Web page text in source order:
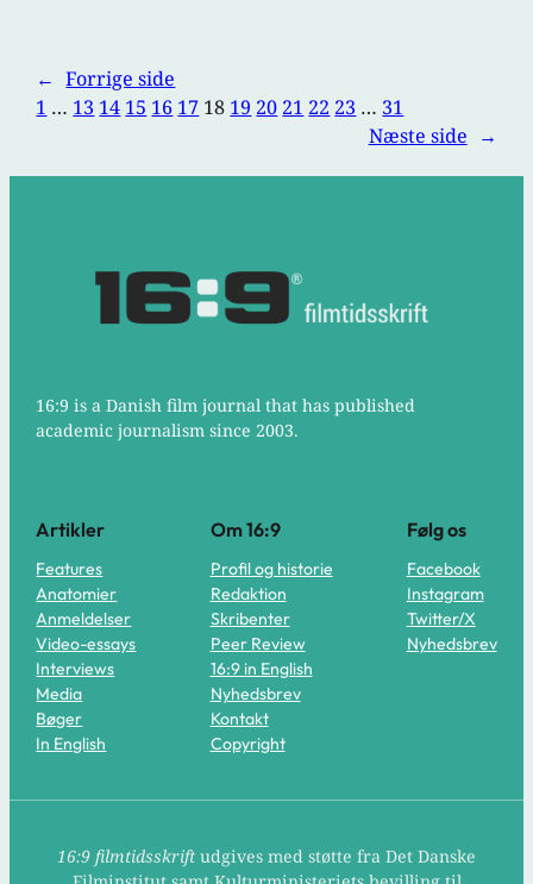
← Forrige side
1 … 13 14 15 16 17 18 19 20 21 22 23 … 31
Næste side →
16:9 is a Danish film journal that has published
academic journalism since 2003.
Artikler
Features
Anatomier
Anmeldelser
Video-essays
Interviews
Media
Bøger
In English
Om 16:9
Profil og historie
Redaktion
Skribenter
Peer Review
16:9 in English
Nyhedsbrev
Kontakt
Copyright
Følg os
Facebook
Instagram
Twitter/X
Nyhedsbrev
16:9 filmtidsskrift udgives med støtte fra Det Danske